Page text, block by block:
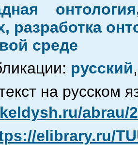
разработка
среде
русский,
на русском
abrau/
elibrary.ru/